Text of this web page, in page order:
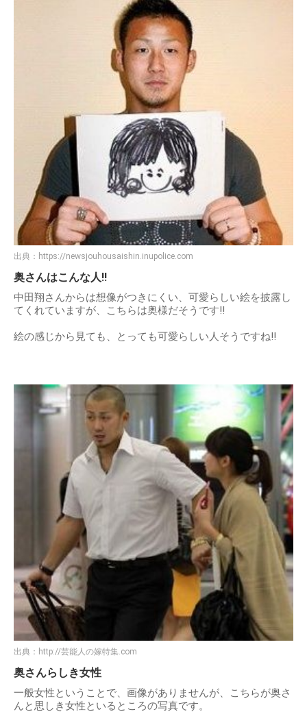
出典： https://newsjouhousaishin.inupolice.com
奥さんはこんな人!!
中田翔さんからは想像がつきにくい、可愛らしい絵を披露し
てくれていますが、こちらは奥様だそうです!!
絵の感じから見ても、とっても可愛らしい人そうですね!!
出典： http://芸能人の嫁特集.com
奥さんらしき女性
一般女性ということで、画像がありませんが、こちらが奥さ
んと思しき女性といるところの写真です。